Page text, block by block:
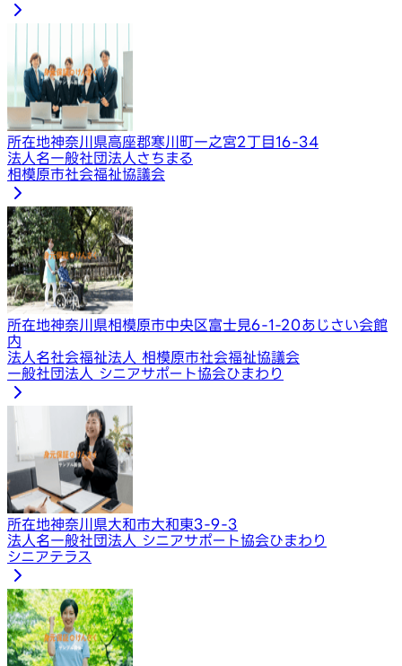
所在地神奈川県高座郡寒川町一之宮2丁目16-34
法人名一般社団法人さちまる
相模原市社会福祉協議会
所在地神奈川県相模原市中央区富士見6-1-20あじさい会館
内
法人名社会福祉法人 相模原市社会福祉協議会
一般社団法人 シニアサポート協会ひまわり
所在地神奈川県大和市大和東3-9-3
法人名一般社団法人 シニアサポート協会ひまわり
シニアテラス